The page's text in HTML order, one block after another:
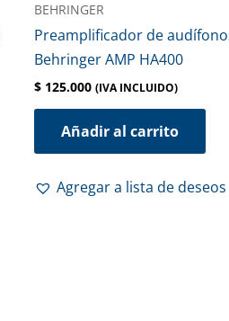
BEHRINGER
Preamplificador de
Behringer AMP HA400
$ 125.000 (IVA INCLUIDO)
Añadir al carrito
Agregar a lista de deseos